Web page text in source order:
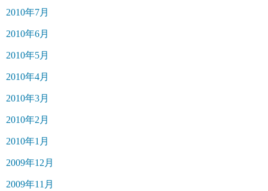
2010年7月
2010年6月
2010年5月
2010年4月
2010年3月
2010年2月
2010年1月
2009年12月
2009年11月